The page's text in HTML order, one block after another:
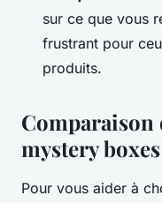
sur ce que vous
frustrant pour
produits.
Comparaison
mystery boxes
Pour vous aider à